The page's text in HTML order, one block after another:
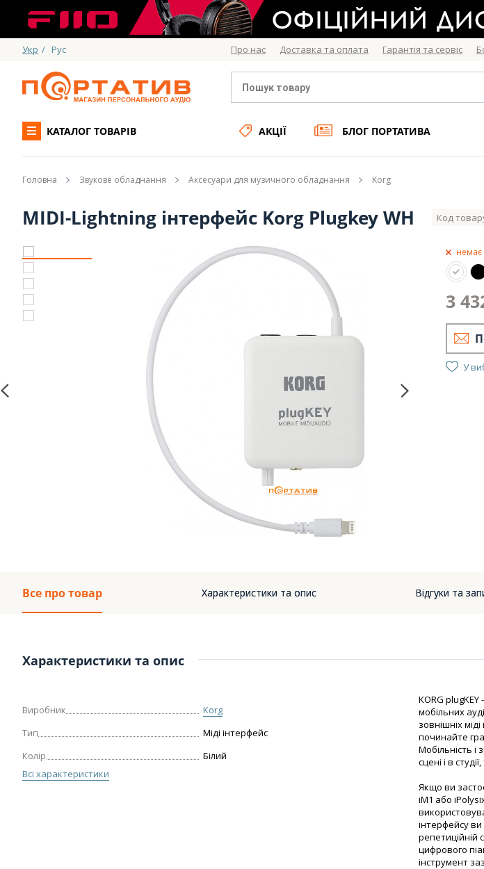
Укр / Рус Про нас Доставка та оплата Гарантія та сервіс
КАТАЛОГ ТОВАРІВ АКЦІЇ БЛОГ ПОРТАТИВА
Головна Звукове обладнання Аксесуари для музичного обладнання Korg
MIDI-Lightning інтерфейс Korg Plugkey WH Код
немає
3
У
Все про товар Характеристики та опис Відгуки та
Характеристики та опис
Виробник
Korg
Тип
Міді інтерфейс
Колір
Білий
Всі характеристики
KORG
мобільних
зовнішніх
починайте
Мобільність
сцені і в
Якщо ви
iM1 або
інтерфейсу
репетиційній
цифрового
інструмент